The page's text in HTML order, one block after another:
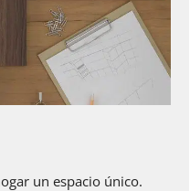
un espacio único.